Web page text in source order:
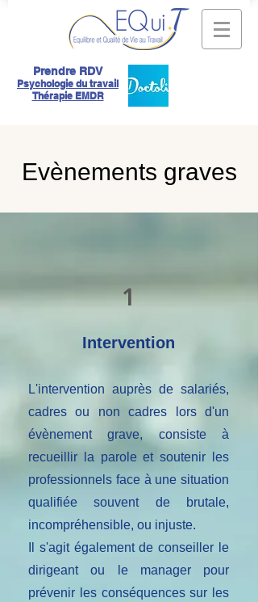
Prendre RDV
Psychologie du travail
Thérapie EMDR
Evènements graves
1
Intervention
L'intervention auprès de salariés,
cadres ou non cadres lors d'un
évènement grave, consiste à
recueillir la parole et soutenir les
professionnels face à une situation
qualifiée souvent de brutale,
incompréhensible, ou injuste.
Il s'agit également de conseiller le
dirigeant ou le manager pour
prévenir les conséquences sur les